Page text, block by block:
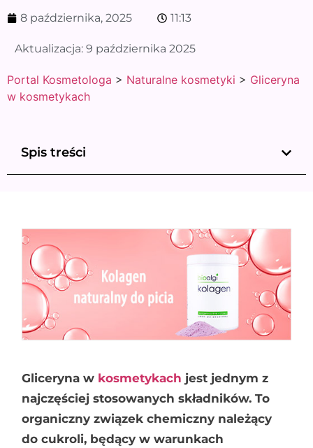
8 października, 2025 11:13
Aktualizacja: 9 października 2025
Portal Kosmetologa > Naturalne kosmetyki > Gliceryna
w kosmetykach
Spis treści
Gliceryna w kosmetykach jest jednym z
najczęściej stosowanych składników. To
organiczny związek chemiczny należący
do cukroli, będący w warunkach